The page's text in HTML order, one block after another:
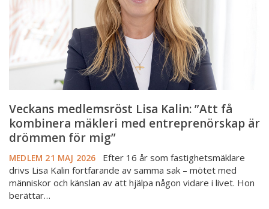
kombinera
mäkleri
med
entreprenörskap
för
mig”
Veckans medlemsröst Lisa Kalin: ”Att få
kombinera mäkleri med entreprenörskap är
drömmen för mig”
MEDLEM 21 MAJ 2026
Efter 16 år som fastighetsmäklare
drivs Lisa Kalin fortfarande av samma sak – mötet med
människor och känslan av att hjälpa någon vidare i livet. Hon
berättar…